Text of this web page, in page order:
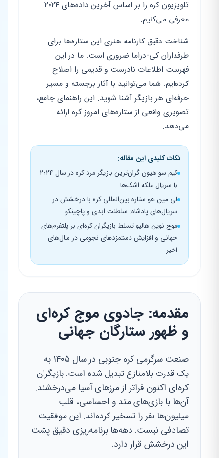
تلویزیون کره را بر اساس آخرین داده‌های ۲۰۲۴
معرفی می‌کنیم.
شناخت دقیق کارنامه هنری این ستاره‌ها برای
طرفداران کی-دراما ضروری است. ما در این
فهرست اطلاعات نادرست و قدیمی را اصلاح
کرده‌ایم. شما می‌توانید با آثار برجسته و مسیر
حرفه‌ای هر بازیگر آشنا شوید. این راهنمای جامع،
تصویری واقعی از ستاره‌های امروز کره ارائه
می‌دهد.
نکات کلیدی این مقاله:
کیم سو هیون گران‌ترین بازیگر مرد کره در سال ۲۰۲۴
با سریال ملکه اشک‌ها
لی مین هو ستاره بین‌المللی کره با درخشش در
سریال‌های پادشاه: سلطنت ابدی و پاچینکو
موج نوین هالیو تسلط بازیگران کره‌ای بر پلتفرم‌های
جهانی و افزایش دستمزدهای نجومی در سال‌های
اخیر
مقدمه: جادوی موج کره‌ای
و ظهور ستارگان جهانی
صنعت سرگرمی کره جنوبی در سال ۱۴۰۵ به
یک قدرت بلامنازع تبدیل شده است. بازیگران
کره‌ای اکنون فراتر از مرزهای آسیا می‌درخشند.
آن‌ها با بازی‌های متد و احساسی، قلب
میلیون‌ها نفر را تسخیر کرده‌اند. این موفقیت
تصادفی نیست. دهه‌ها برنامه‌ریزی دقیق پشت
این درخشش قرار دارد.